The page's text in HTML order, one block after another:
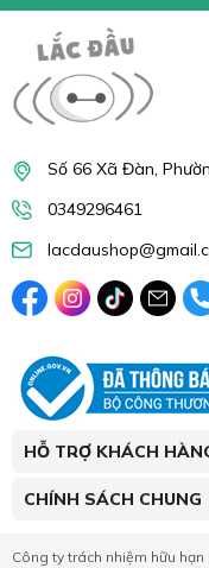
Số 66 Xã Đàn,
0349296461
HỖ TRỢ KHÁCH
CHÍNH SÁCH CHUNG
Công ty trách nhiệm hữu hạn